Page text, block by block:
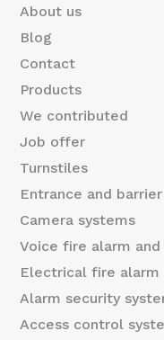
m
a
i
l
About us
Blog
Contact
Products
We contributed
Job offer
Turnstiles
Entrance and
Camera systems
Voice fire alarm
Electrical fire alarm
Alarm security
Access control